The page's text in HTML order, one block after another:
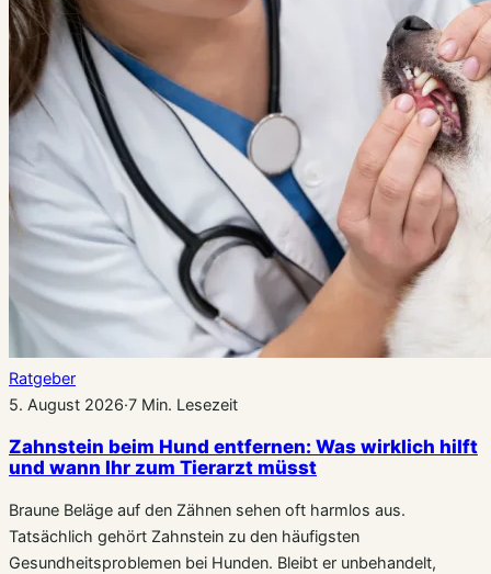
Ratgeber
5. August 2026·7 Min. Lesezeit
Zahnstein beim Hund entfernen: Was wirklich hilft
und wann Ihr zum Tierarzt müsst
Braune Beläge auf den Zähnen sehen oft harmlos aus.
Tatsächlich gehört Zahnstein zu den häufigsten
Gesundheitsproblemen bei Hunden. Bleibt er unbehandelt,